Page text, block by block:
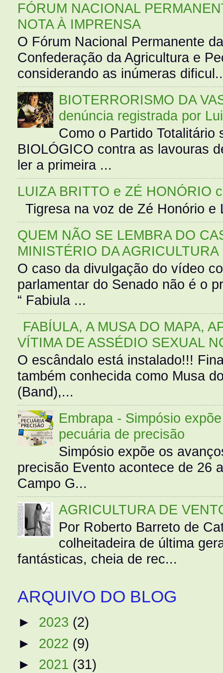
FÓRUM NACIONAL
NOTA À IMPRENSA
O Fórum Nacional Permanente
Confederação da Agricultura e
considerando as inúmeras
BIOTERRORISMO DA
denúncia registrada por
Como o Partido Totalitário
BIOLÓGICO contra as lavouras
ler a primeira ...
LUIZA BRITTO e ZÉ HONÓRIO
Tigresa na voz de Zé Honório
QUEM NÃO SE LEMBRA DO
MINISTÉRIO DA AGRICULTURA
O caso da divulgação do vídeo
parlamentar do Senado não é o
“ Fabiula ...
FABÍULA, A MUSA DO MAPA,
VÍTIMA DE ASSÉDIO SEXUAL
O escândalo está instalado!!!
também conhecida como Musa
(Band),...
Embrapa - Simpósio
pecuária de precisão
Simpósio expõe os
precisão Evento acontece de 26
Campo G...
AGRICULTURA DE
Por Roberto Barreto de
colheitadeira de última
fantásticas, cheia de rec...
ARQUIVO DO BLOG
► 2023 (2)
► 2022 (9)
► 2021 (31)